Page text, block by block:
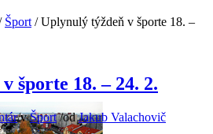
Šport / Uplynulý týždeň v športe 18. –
športe 18. – 24. 2.
/vŠport /odJakub Valachovič